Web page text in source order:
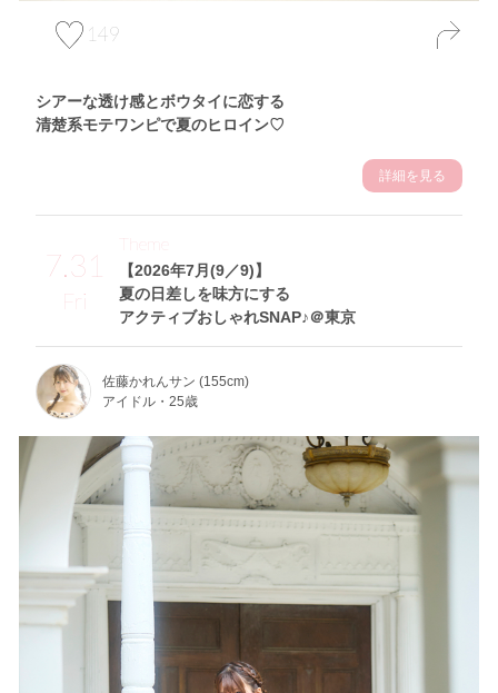
149
シアーな透け感とボウタイに恋する
清楚系モテワンピで夏のヒロイン♡
詳細を見る
7.31
Fri
【2026年7月(9／9)】
夏の日差しを味方にする
アクティブおしゃれSNAP♪＠東京
Theme
佐藤かれんサン (155cm)
アイドル・25歳